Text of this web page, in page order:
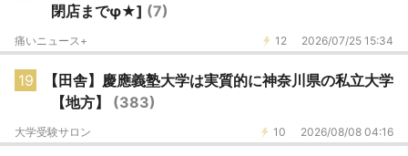
閉店までφ★] (7)
12 2026/07/25 15:34
痛いニュース+
19
【田舎】慶應義塾大学は実質的に神奈川県の私立大学
【地方】 (383)
10 2026/08/08 04:16
大学受験サロン